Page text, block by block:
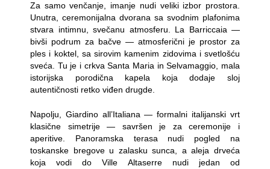
Za samo venčanje, imanje nudi veliki izbor prostora.
Unutra, ceremonijalna dvorana sa svodnim plafonima
stvara intimnu, svečanu atmosferu. La Barriccaia —
bivši podrum za bačve — atmosferični je prostor za
ples i koktel, sa sirovim kamenim zidovima i svetlošću
sveća. Tu je i crkva Santa Maria in Selvamaggio, mala
istorijska porodična kapela koja dodaje sloj
autentičnosti retko viđen drugde.
Napolju, Giardino all’Italiana — formalni italijanski vrt
klasične simetrije — savršen je za ceremonije i
aperitive. Panoramska terasa nudi pogled na
toskanske bregove u zalasku sunca, a aleja drveća
koja vodi do Ville Altaserre nudi jedan od